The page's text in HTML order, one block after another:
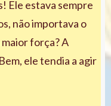
Ele estava sempre
não importava o
força? A
ele tendia a agir